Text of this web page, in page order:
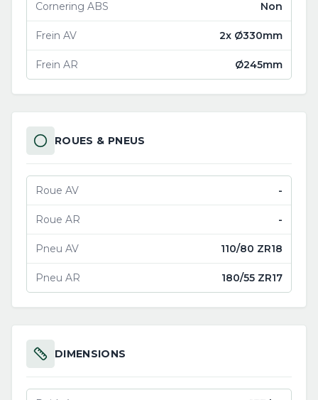
Cornering ABS Non
Frein AV 2x Ø330mm
Frein AR Ø245mm
ROUES & PNEUS
Roue AV -
Roue AR -
Pneu AV 110/80 ZR18
Pneu AR 180/55 ZR17
DIMENSIONS